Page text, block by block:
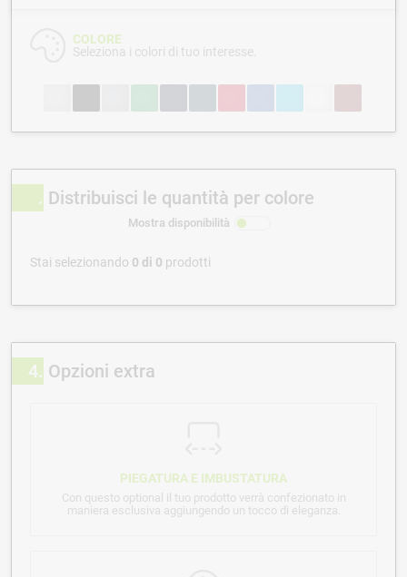
COLORE
Seleziona i colori di tuo interesse.
Distribuisci le quantità per colore
Mostra disponibilità
Stai selezionando 0 di 0 prodotti
4 Opzioni extra
PIEGATURA E IMBUSTATURA
Con questo optional il tuo prodotto verrà confezionato in
maniera esclusiva aggiungendo un tocco di eleganza.